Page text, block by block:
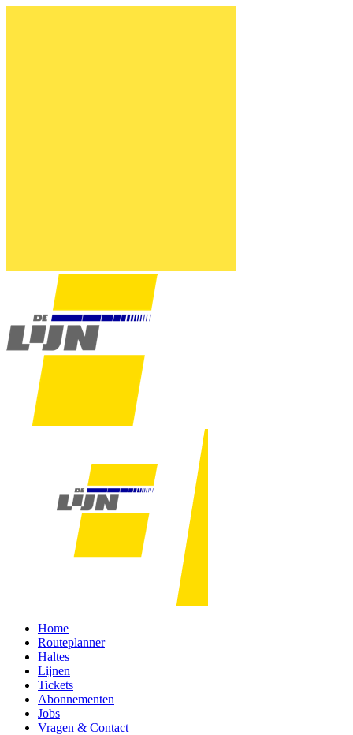
Home
Routeplanner
Haltes
Lijnen
Tickets
Abonnementen
Jobs
Vragen & Contact